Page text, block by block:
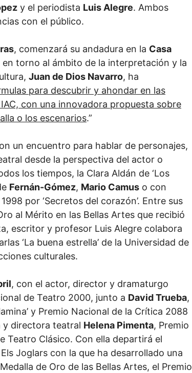
y el periodista Luis Alegre. Ambos
con el público.
, comenzará su andadura en la Casa
en torno al ámbito de la interpretación y la
Juan de Dios Navarro, ha
para descubrir y ahondar en las
con una innovadora propuesta sobre
o los escenarios.”
un encuentro para hablar de personajes,
desde la perspectiva del actor o
los tiempos, la Clara Aldán de ‘Los
Fernán-Gómez, Mario Camus o con
por ‘Secretos del corazón’. Entre sus
al Mérito en las Bellas Artes que recibió
escritor y profesor Luis Alegre colabora
‘La buena estrella’ de la Universidad de
culturales.
, con el actor, director y dramaturgo
de Teatro 2000, junto a David Trueba,
y Premio Nacional de la Crítica 2088
y directora teatral Helena Pimenta, Premio
Teatro Clásico. Con ella departirá el
Joglars con la que ha desarrollado una
de Oro de las Bellas Artes, el Premio